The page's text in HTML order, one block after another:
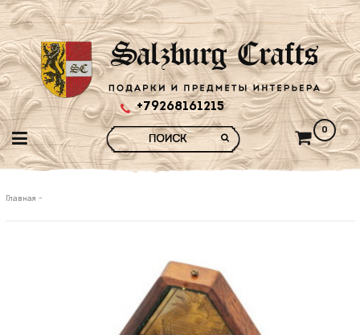
+79268161215
0
Главная -